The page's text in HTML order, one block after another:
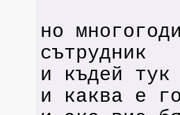
но
сътрудник
и къдей тук
и каква е